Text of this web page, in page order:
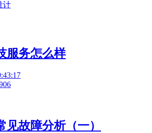
计
服务怎么样
见故障分析（一）